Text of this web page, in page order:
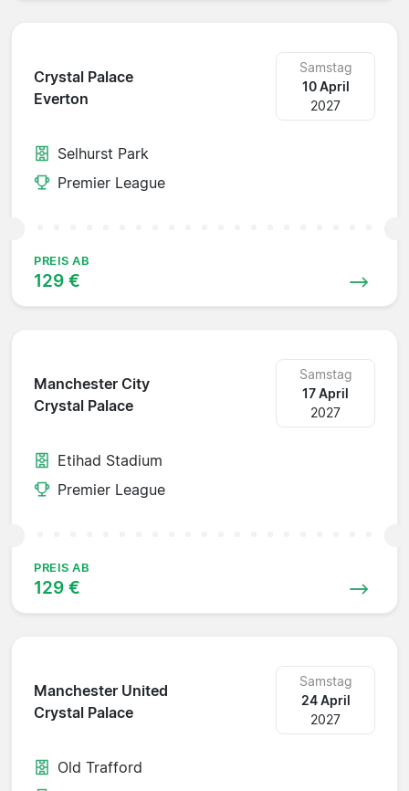
Crystal Palace
Everton
Samstag
10 April
2027
Selhurst Park
Premier League
PREIS AB
129 €
Manchester City
Crystal Palace
Samstag
17 April
2027
Etihad Stadium
Premier League
PREIS AB
129 €
Manchester United
Crystal Palace
Samstag
24 April
2027
Old Trafford